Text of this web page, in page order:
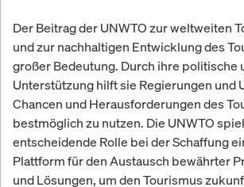
Der Beitrag der UNWTO zur weltweiten
und zur nachhaltigen Entwicklung des
großer Bedeutung. Durch ihre politische
Unterstützung hilft sie Regierungen und
Chancen und Herausforderungen des
bestmöglich zu nutzen. Die UNWTO
entscheidende Rolle bei der Schaffung
Plattform für den Austausch bewährter
und Lösungen, um den Tourismus